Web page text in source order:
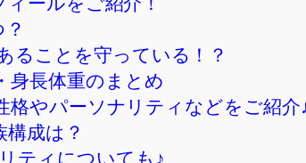
入所日・身長体重・家族構成・
！